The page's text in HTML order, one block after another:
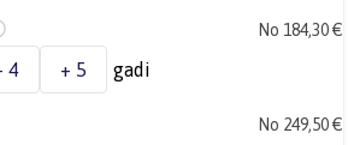
No 184,30 €
4 + 5 gadi
No 249,50 €